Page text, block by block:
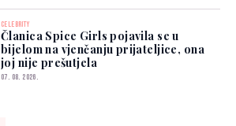
CELEBRITY
Članica Spice Girls pojavila se u
bijelom na vjenčanju prijateljice, ona
joj nije prešutjela
07. 08. 2026.